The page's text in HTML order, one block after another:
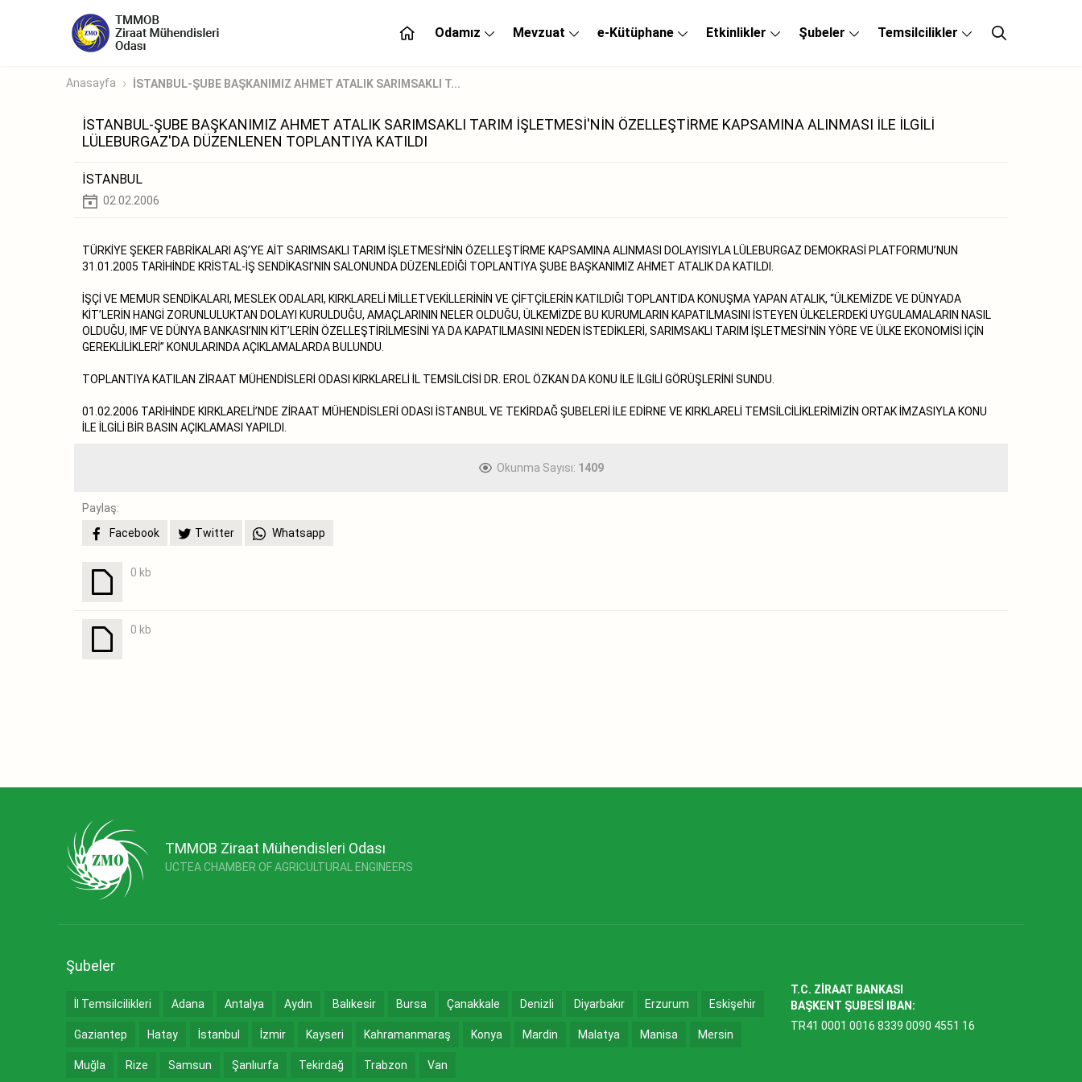
Odamız Mevzuat e-Kütüphane Etkinlikler Şubeler Temsilcilikler
Anasayfa İSTANBUL-ŞUBE BAŞKANIMIZ AHMET ATALIK SARIMSAKLI T...
İSTANBUL-ŞUBE BAŞKANIMIZ AHMET ATALIK SARIMSAKLI TARIM İŞLETMESİ'NİN ÖZELLEŞTİRME KAPSAMINA ALINMASI İLE İLGİLİ
LÜLEBURGAZ'DA DÜZENLENEN TOPLANTIYA KATILDI
İSTANBUL
02.02.2006
TÜRKİYE ŞEKER FABRİKALARI AŞ’YE AİT SARIMSAKLI TARIM İŞLETMESİ’NİN ÖZELLEŞTİRME KAPSAMINA ALINMASI DOLAYISIYLA LÜLEBURGAZ DEMOKRASİ PLATFORMU’NUN
31.01.2005 TARİHİNDE KRİSTAL-İŞ SENDİKASI’NIN SALONUNDA DÜZENLEDİĞİ TOPLANTIYA ŞUBE BAŞKANIMIZ AHMET ATALIK DA KATILDI.
İŞÇİ VE MEMUR SENDİKALARI, MESLEK ODALARI, KIRKLARELİ MİLLETVEKİLLERİNİN VE ÇİFTÇİLERİN KATILDIĞI TOPLANTIDA KONUŞMA YAPAN ATALIK, “ÜLKEMİZDE VE DÜNYADA
KİT’LERİN HANGİ ZORUNLULUKTAN DOLAYI KURULDUĞU, AMAÇLARININ NELER OLDUĞU, ÜLKEMİZDE BU KURUMLARIN KAPATILMASINI İSTEYEN ÜLKELERDEKİ UYGULAMALARIN NASIL
OLDUĞU, IMF VE DÜNYA BANKASI’NIN KİT’LERİN ÖZELLEŞTİRİLMESİNİ YA DA KAPATILMASINI NEDEN İSTEDİKLERİ, SARIMSAKLI TARIM İŞLETMESİ’NİN YÖRE VE ÜLKE EKONOMİSİ İÇİN
GEREKLİLİKLERİ” KONULARINDA AÇIKLAMALARDA BULUNDU.
TOPLANTIYA KATILAN ZİRAAT MÜHENDİSLERİ ODASI KIRKLARELİ İL TEMSİLCİSİ DR. EROL ÖZKAN DA KONU İLE İLGİLİ GÖRÜŞLERİNİ SUNDU.
01.02.2006 TARİHİNDE KIRKLARELİ’NDE ZİRAAT MÜHENDİSLERİ ODASI İSTANBUL VE TEKİRDAĞ ŞUBELERİ İLE EDİRNE VE KIRKLARELİ TEMSİLCİLİKLERİMİZİN ORTAK İMZASIYLA KONU
İLE İLGİLİ BİR BASIN AÇIKLAMASI YAPILDI.
Okunma Sayısı: 1409
Paylaş:
Facebook
Twitter Whatsapp
0 kb
0 kb
TMMOB Ziraat Mühendisleri Odası
UCTEA CHAMBER OF AGRICULTURAL ENGINEERS
Şubeler
İl Temsilcilikleri Adana Antalya Aydın Balıkesir Bursa Çanakkale Denizli Diyarbakır Erzurum Eskişehir
Gaziantep Hatay İstanbul İzmir Kayseri Kahramanmaraş Konya Mardin Malatya Manisa Mersin
Muğla Rize Samsun Şanlıurfa Tekirdağ Trabzon Van
T.C. ZİRAAT BANKASI
BAŞKENT ŞUBESİ IBAN:
TR41 0001 0016 8339 0090 4551 16